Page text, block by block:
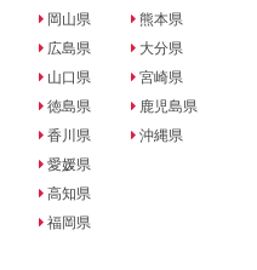
岡山県
広島県
山口県
徳島県
香川県
愛媛県
高知県
福岡県
熊本県
大分県
宮崎県
鹿児島県
沖縄県